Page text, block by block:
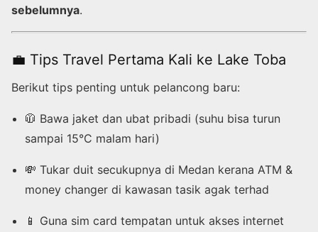
sebelumnya.
💼 Tips Travel Pertama Kali ke Lake Toba
Berikut tips penting untuk pelancong baru:
🧥 Bawa jaket dan ubat pribadi (suhu bisa turun
sampai 15°C malam hari)
💸 Tukar duit secukupnya di Medan kerana ATM &
money changer di kawasan tasik agak terhad
📱 Guna sim card tempatan untuk akses internet